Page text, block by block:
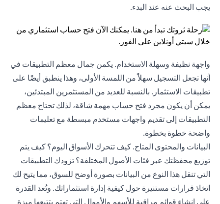
يجب البحث عنه عند البدء.
واجهة نظيفة وسهلة الاستخدام. يكمن جمال معظم التطبيقات في
أنها تجعل التسجيل سهلاً من اللمسة الأولى، وهذا ينطبق أيضًا على
تطبيقات الاستثمار. بالنسبة للعديد من المستثمرين المبتدئين،
يمكن أن يكون مجرد فتح حساب مهمة شاقة، لذلك تحتاج معظم
التطبيقات إلى تقديم واجهات مستخدم مبسطة مع تعليمات
واضحة خطوة بخطوة.
البيانات والمحتوى المتاح. كيف تتحرك الأسواق اليوم؟ كيف يتم
توزيع محفظتك عبر فئات الأصول المختلفة؟ تزودك التطبيقات
التي تنقل هذا النوع من البيانات بصورة أوضح للسوق، مما يتيح لك
اتخاذ قرارات مستنيرة حول كيفية إدارة استثماراتك. وتُعد القدرة
على إنشاء قوائم مراقبة للأسهم والأموال التي تهتم بتتبعها ميزة